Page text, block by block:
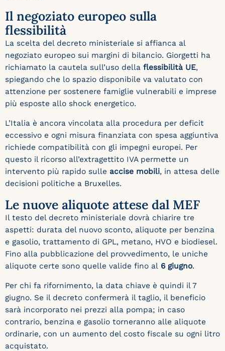
Il negoziato europeo sulla
flessibilità
La scelta del decreto ministeriale si affianca al
negoziato europeo sui margini di bilancio. Giorgetti ha
richiamato la cautela sull’uso della flessibilità UE,
spiegando che lo spazio disponibile va valutato con
attenzione per sostenere famiglie vulnerabili e imprese
più esposte allo shock energetico.
L’Italia è ancora vincolata alla procedura per deficit
eccessivo e ogni misura finanziata con spesa aggiuntiva
richiede compatibilità con gli impegni europei. Per
questo il ricorso all’extragettito IVA permette un
intervento più rapido sulle accise mobili, in attesa delle
decisioni politiche a Bruxelles.
Le nuove aliquote attese dal MEF
Il testo del decreto ministeriale dovrà chiarire tre
aspetti: durata del nuovo sconto, aliquote per benzina
e gasolio, trattamento di GPL, metano, HVO e biodiesel.
Fino alla pubblicazione del provvedimento, le uniche
aliquote certe sono quelle valide fino al 6 giugno.
Per chi fa rifornimento, la data chiave è quindi il 7
giugno. Se il decreto confermerà il taglio, il beneficio
sarà incorporato nei prezzi alla pompa; in caso
contrario, benzina e gasolio torneranno alle aliquote
ordinarie, con un aumento del costo fiscale su ogni litro
acquistato.